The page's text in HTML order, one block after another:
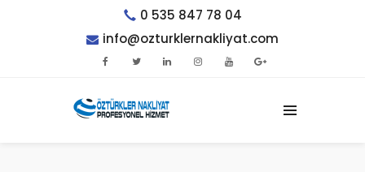
0 535 847 78 04
info@ozturklernakliyat.com